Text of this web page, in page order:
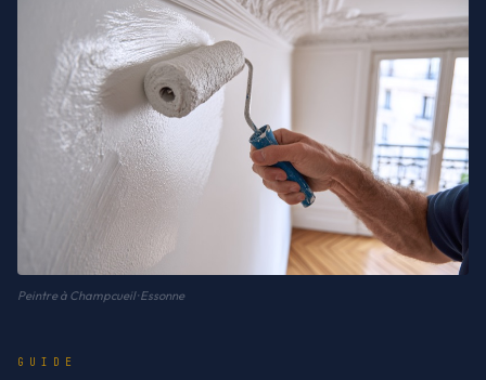
Peintre à Champcueil · Essonne
GUIDE